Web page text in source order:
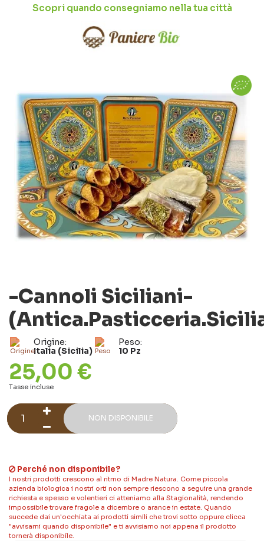
Scopri quando consegniamo nella tua città
-Cannoli Siciliani-
Origine:
Italia (Sicilia)
Peso:
10 Pz
25,00 €
Tasse incluse
NON DISPONIBILE
Perché non disponibile?
I nostri prodotti crescono al ritmo di Madre Natura. Come piccola
azienda biologica i nostri orti non sempre riescono a seguire una grande
richiesta e spesso e volentieri ci atteniamo alla Stagionalità, rendendo
impossibile trovare fragole a dicembre o arance in estate. Quando
succede dai un'occhiata ai prodotti simili che trovi sotto oppure clicca
"avvisami quando disponibile" e ti avvisiamo noi appena il prodotto
tornerà disponibile.